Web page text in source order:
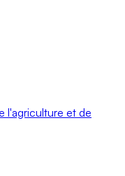
l'agriculture et de